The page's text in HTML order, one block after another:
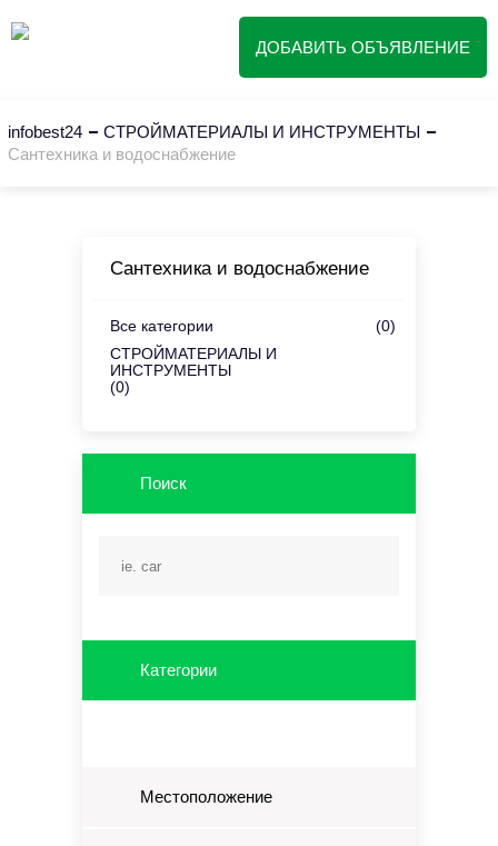
ДОБАВИТЬ ОБЪЯВЛЕНИЕ
infobest24
СТРОЙМАТЕРИАЛЫ И ИНСТРУМЕНТЫ
Сантехника и водоснабжение
Сантехника и водоснабжение
Все категории
(0)
СТРОЙМАТЕРИАЛЫ И
ИНСТРУМЕНТЫ
(0)
Поиск
Категории
Местоположение